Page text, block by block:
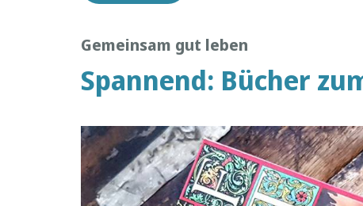
Gemeinsam gut leben
Spannend: Bücher